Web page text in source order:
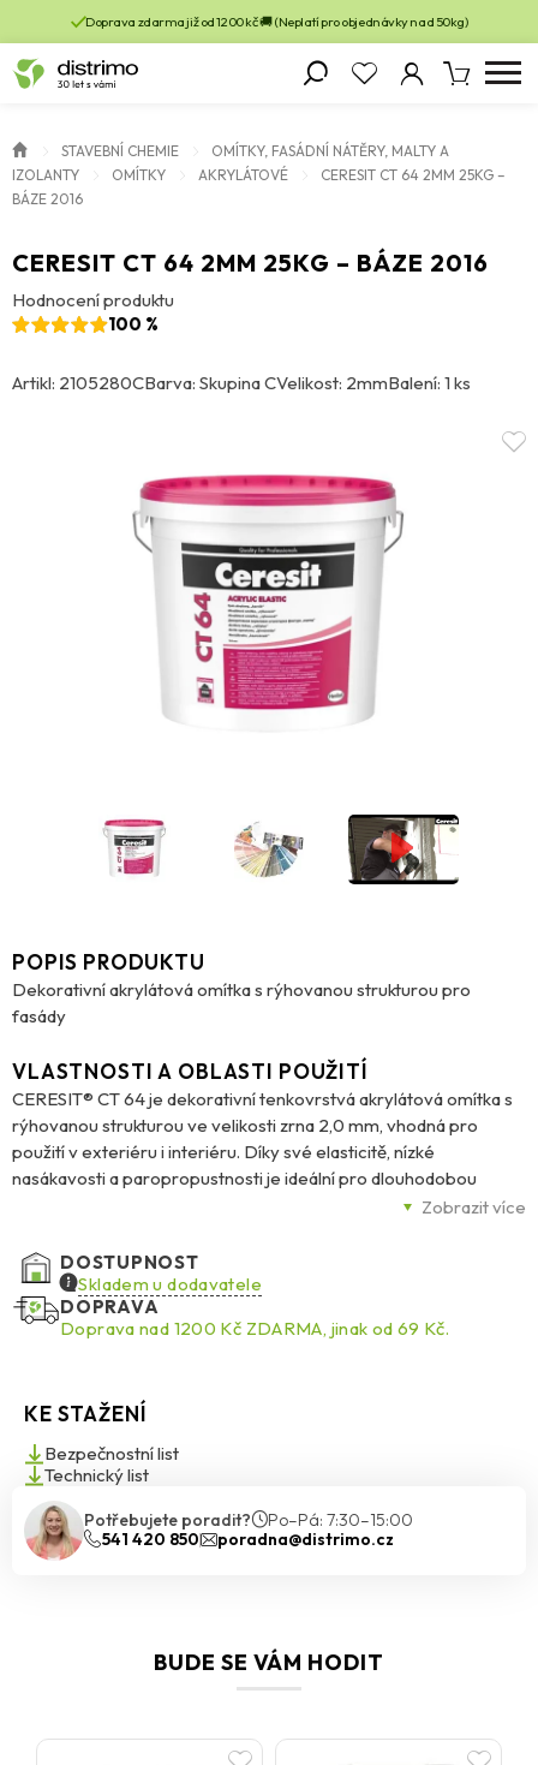
Doprava zdarma již od 1200 kč 🚚 (Neplatí pro objednávky nad 50kg)
STAVEBNÍ CHEMIE
OMÍTKY, FASÁDNÍ NÁTĚRY, MALTY A
IZOLANTY
OMÍTKY AKRYLÁTOVÉ
CERESIT CT 64 2MM 25KG –
BÁZE 2016
CERESIT CT 64 2MM 25KG – BÁZE 2016
Hodnocení produktu
100 %
Artikl: 2105280CBarva: Skupina CVelikost: 2mmBalení: 1 ks
POPIS PRODUKTU
Dekorativní akrylátová omítka s rýhovanou strukturou pro
fasády
Zobrazit více
VLASTNOSTI A OBLASTI POUŽITÍ
CERESIT® CT 64 je dekorativní tenkovrstvá akrylátová omítka s
rýhovanou strukturou ve velikosti zrna 2,0 mm, vhodná pro
použití v exteriéru i interiéru. Díky své elasticitě, nízké
nasákavosti a paropropustnosti je ideální pro dlouhodobou
ochranu a estetickou úpravu fasád i vnitřních ploch. Je odolná
se v celé barevné paletě Ceresit Colours of Nature®. Omítka je
určena pro aplikaci na betonové podklady, tradiční omítky a
vrstvy vyztužené armovací sítí v kontaktních zateplovacích
systémech Ceresit Ceretherm (ETICS) s deskami z EPS. Složení
DOSTUPNOST
Skladem u dodavatele
DOPRAVA
Doprava nad 1200 Kč ZDARMA, jinak od 69 Kč.
KE STAŽENÍ
Bezpečnostní list
Technický list
Potřebujete poradit?
Po–Pá: 7:30–15:00
541 420 850
poradna@distrimo.cz
BUDE SE VÁM HODIT